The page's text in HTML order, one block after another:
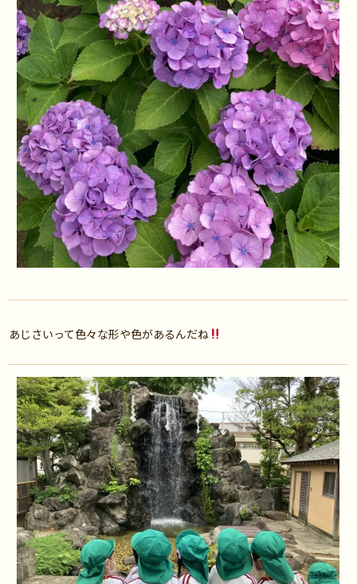
あじさいって色々な形や色があるんだね